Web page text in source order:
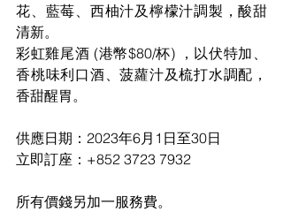
花、藍莓、西柚汁及檸檬汁調製，酸甜
清新。
彩虹雞尾酒 (港幣$80/杯) ，以伏特加、
香桃味利口酒、菠蘿汁及梳打水調配，
香甜醒胃。
供應日期：2023年6月1日至30日
立即訂座：+852 3723 7932
所有價錢另加一服務費。